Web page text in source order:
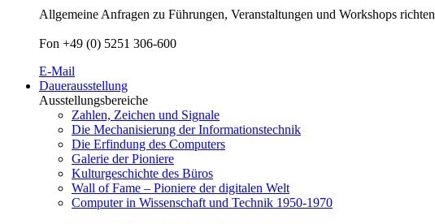
Allgemeine Anfragen zu Führungen, Veranstaltungen und Workshops
Fon +49 (0) 5251 306-600
E-Mail
Dauerausstellung
Ausstellungsbereiche
Zahlen, Zeichen und Signale
Die Mechanisierung der Informationstechnik
Die Erfindung des Computers
Galerie der Pioniere
Kulturgeschichte des Büros
Wall of Fame – Pioniere der digitalen Welt
Computer in Wissenschaft und Technik 1950-1970